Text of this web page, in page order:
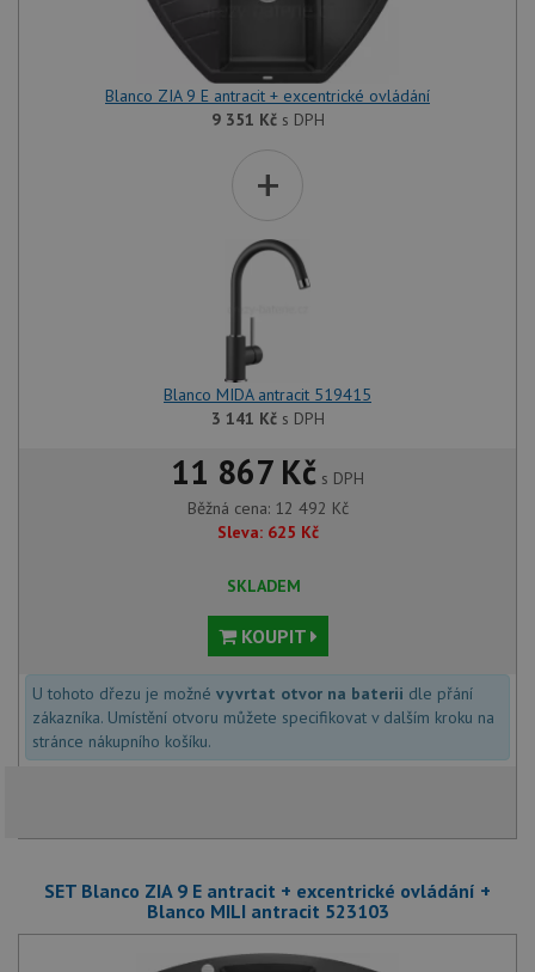
Blanco ZIA 9 E antracit + excentrické ovládání
9 351 Kčs DPH
+
Blanco MIDA antracit 519415
3 141 Kčs DPH
11 867 Kč s DPH
Běžná cena: 12 492 Kč
Sleva: 625 Kč
SKLADEM
KOUPIT
U tohoto dřezu je možné vyvrtat otvor na baterii dle přání
zákazníka. Umístění otvoru můžete specifikovat v dalším kroku na
stránce nákupního košíku.
SET Blanco ZIA 9 E antracit + excentrické ovládání +
Blanco MILI antracit 523103